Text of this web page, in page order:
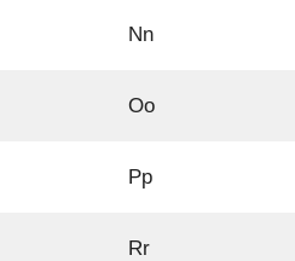
Nn
Oo
Pp
Rr